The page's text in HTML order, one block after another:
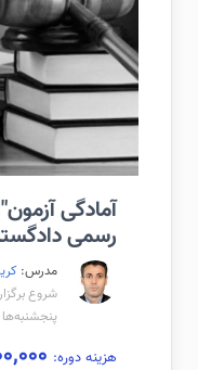
آمادگی
رسمی
مدرس:
شروع برگزاری از:
پنجشنبه‌ها 15 تا 20
هزینه دوره: